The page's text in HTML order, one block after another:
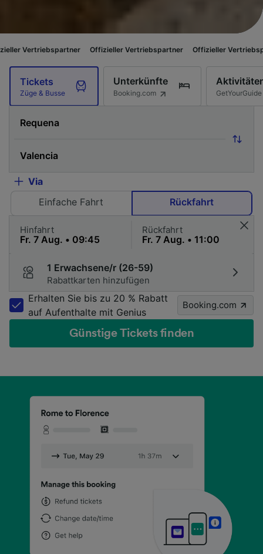
Offizieller Vertriebspartner Offizieller Vertriebspartner
Tickets
Züge & Busse
Unterkünfte
Booking.com GetYourGuide
Via
Einfache Fahrt
Rückfahrt
Hinfahrt Rückfahrt
1 Erwachsene/r (26-59)
Rabattkarten hinzufügen
Erhalten Sie bis zu 20 % Rabatt
auf Aufenthalte mit Genius
Booking.com
Günstige Tickets finden